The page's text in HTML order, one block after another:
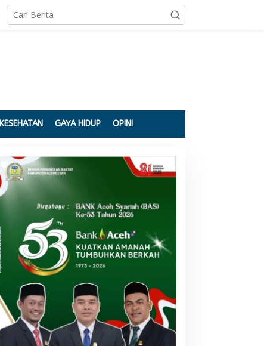
KESEHATAN GAYA HIDUP OPINI